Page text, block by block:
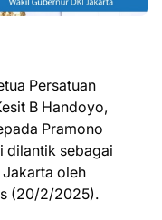
Persatuan
B Handoyo,
Pramono
dilantik sebagai
Jakarta oleh
(20/2/2025).